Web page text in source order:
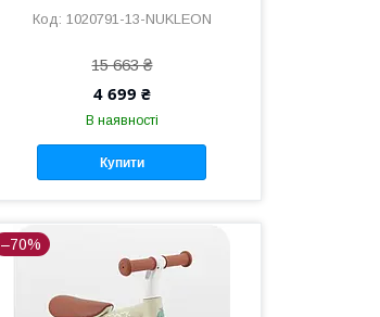
1020791-13-NUKLEON
15 663 ₴
4 699 ₴
В наявності
Купити
–70%